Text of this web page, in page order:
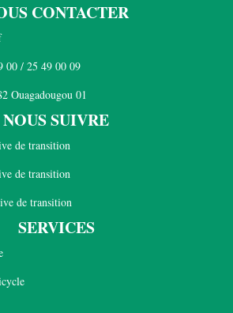
CONTACTER
00 / 25 49 00 09
Ouagadougou 01
NOUS SUIVRE
de transition
de transition
de transition
SERVICES